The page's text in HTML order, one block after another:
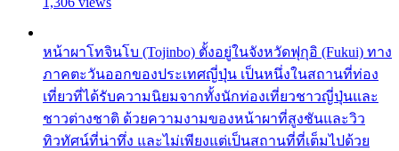
หน้าผาโทจินโบ (Tojinbo) ตั้งอยู่ในจังหวัดฟุกุอิ (Fukui) ทาง
ภาคตะวันออกของประเทศญี่ปุ่น เป็นหนึ่งในสถานที่ท่อง
เที่ยวที่ได้รับความนิยมจากทั้งนักท่องเที่ยวชาวญี่ปุ่นและ
ชาวต่างชาติ ด้วยความงามของหน้าผาที่สูงชันและวิว
ทิวทัศน์ที่น่าทึ่ง และไม่เพียงแต่เป็นสถานที่ที่เต็มไปด้วย